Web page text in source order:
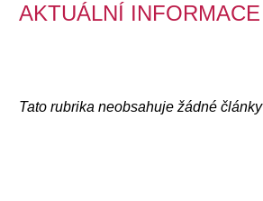
AKTUÁLNÍ INFORMACE
Tato rubrika neobsahuje žádné články